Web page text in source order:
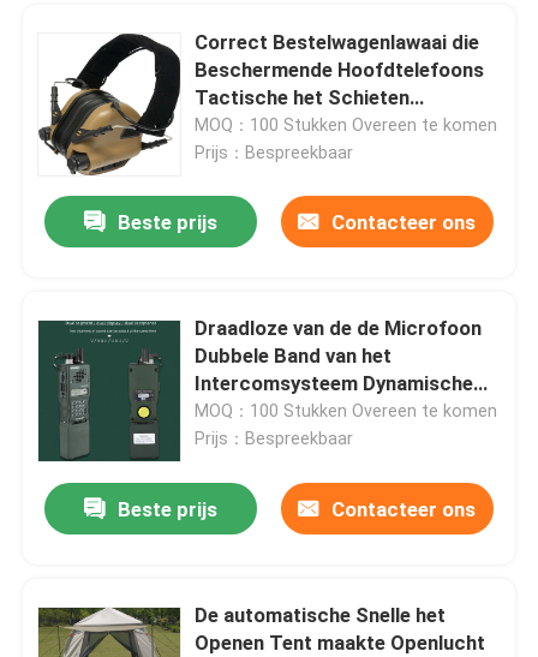
Correct Bestelwagenlawaai die
Beschermende Hoofdtelefoons
Tactische het Schieten
Hoorzittingsbescherming
annuleren
MOQ：100 Stukken Overeen te komen
Prijs：Bespreekbaar
Beste prijs Contacteer ons
Draadloze van de de Microfoon
Dubbele Band van het
Intercomsysteem Dynamische
de FMwalkie-talkies
MOQ：100 Stukken Overeen te komen
Prijs：Bespreekbaar
Beste prijs Contacteer ons
De automatische Snelle het
Openen Tent maakte Openlucht